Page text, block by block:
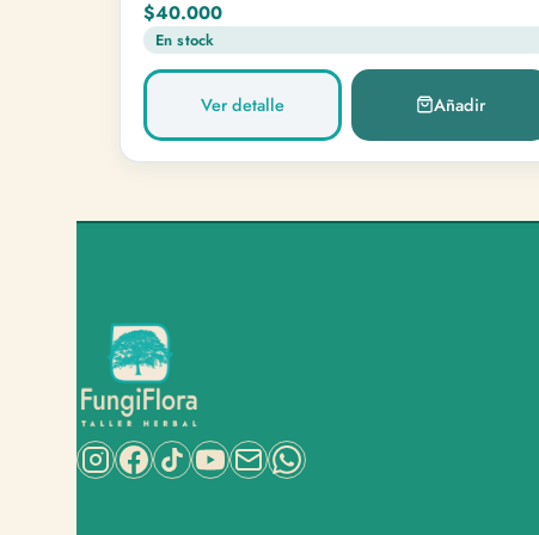
$40.000
En stock
Ver detalle Añadir